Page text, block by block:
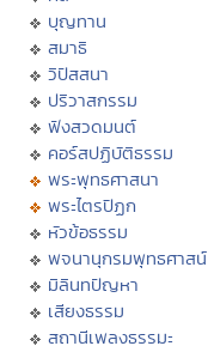
บุญทาน
สมาธิ
วิปัสสนา
ปริวาสกรรม
ฟังสวดมนต์
คอร์สปฏิบัติธรรม
พระพุทธศาสนา
พระไตรปิฏก
หัวข้อธรรม
พจนานุกรมพุทธศาสน์
มิลินทปัญหา
เสียงธรรม
สถานีเพลงธรรมะ